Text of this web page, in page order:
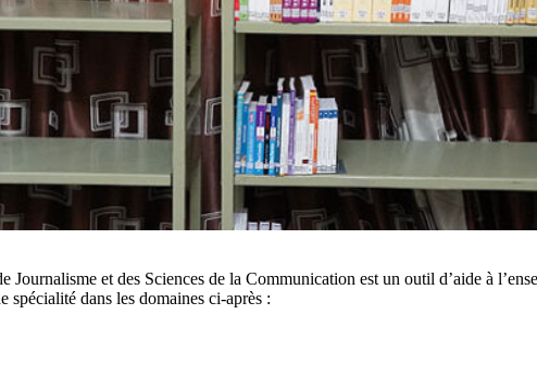
Journalisme et des Sciences de la Communication est un outil d’aide à
spécialité dans les domaines ci-après :